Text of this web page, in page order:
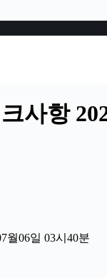
사항
월06일 03시40분